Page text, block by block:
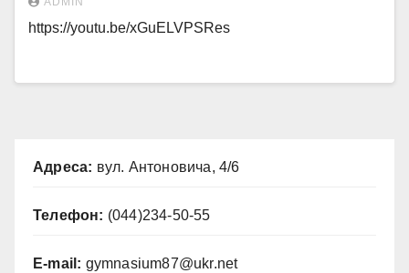
https://youtu.be/xGuELVPSRes
Адреса: вул. Антоновича, 4/6
Телефон: (044)234-50-55
E-mail: gymnasium87@ukr.net